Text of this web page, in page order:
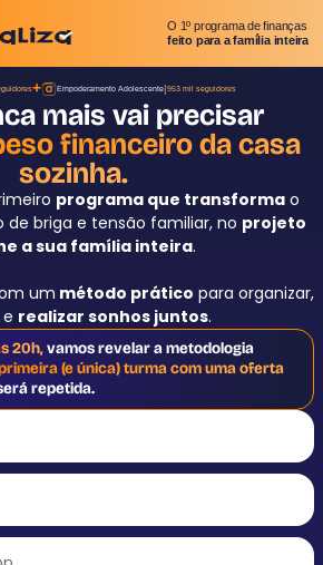
O 1º programa de finanças
feito para a família inteira
+ Empoderamento Adolescente|953 mil seguidores
mais vai precisar
financeiro da casa
sozinha.
programa que transforma o
de briga e tensão familiar, no projeto
a sua família inteira.
um método prático para organizar,
realizar sonhos juntos.
20h,vamos revelar a metodologia
(e única) turma com uma oferta
repetida.